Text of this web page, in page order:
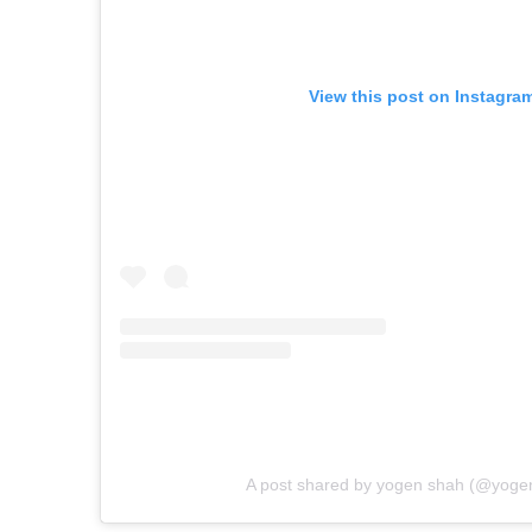
View this post on
A post shared by yogen shah